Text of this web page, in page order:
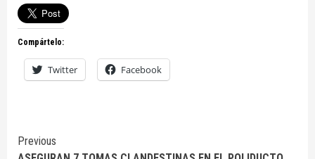
Compártelo:
Twitter Facebook
Continue
Previous